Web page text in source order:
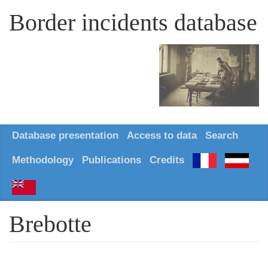
Border incidents database
Database presentation Access to data Search
Methodology Publications Credits
Brebotte